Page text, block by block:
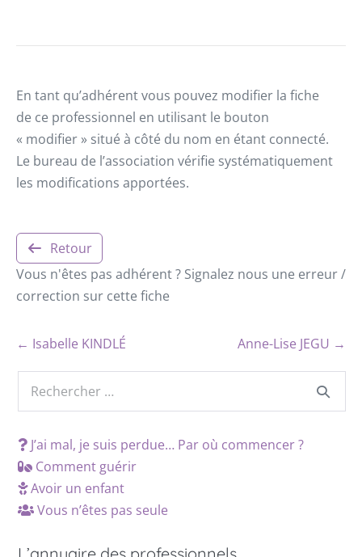
En tant qu’adhérent vous pouvez modifier la fiche
de ce professionnel en utilisant le bouton
« modifier » situé à côté du nom en étant connecté.
Le bureau de l’association vérifie systématiquement
les modifications apportées.
Retour
Vous n'êtes pas adhérent ? Signalez nous une erreur /
correction sur cette fiche
← Isabelle KINDLÉ Anne-Lise JEGU →
J’ai mal, je suis perdue… Par où commencer ?
Comment guérir
Avoir un enfant
Vous n’êtes pas seule